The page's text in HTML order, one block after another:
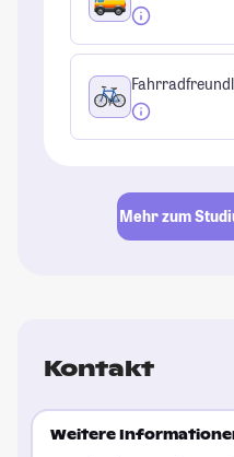
Mehr zum
Kontakt
Weitere